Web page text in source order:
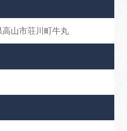
山市荘川町牛丸